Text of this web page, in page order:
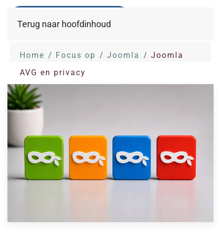
Terug naar hoofdinhoud
Home Focus op Joomla
Joomla
AVG en privacy